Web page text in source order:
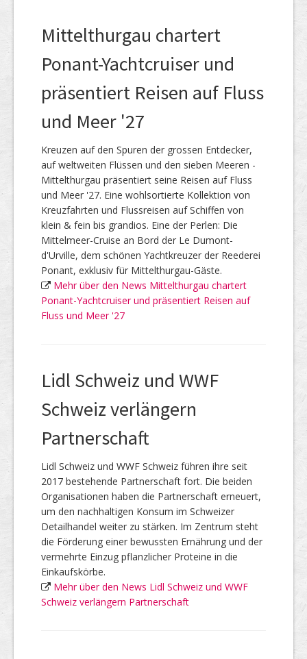
Mittelthurgau chartert
Ponant-Yachtcruiser und
präsentiert Reisen auf Fluss
und Meer '27
Kreuzen auf den Spuren der grossen Entdecker,
auf weltweiten Flüssen und den sieben Meeren -
Mittelthurgau präsentiert seine Reisen auf Fluss
und Meer '27. Eine wohlsortierte Kollektion von
Kreuzfahrten und Flussreisen auf Schiffen von
klein & fein bis grandios. Eine der Perlen: Die
Mittelmeer-Cruise an Bord der Le Dumont-
d'Urville, dem schönen Yachtkreuzer der Reederei
Ponant, exklusiv für Mittelthurgau-Gäste.
Mehr über den News Mittelthurgau chartert
Ponant-Yachtcruiser und präsentiert Reisen auf
Fluss und Meer '27
Lidl Schweiz und WWF
Schweiz verlängern
Partnerschaft
Lidl Schweiz und WWF Schweiz führen ihre seit
2017 bestehende Partnerschaft fort. Die beiden
Organisationen haben die Partnerschaft erneuert,
um den nachhaltigen Konsum im Schweizer
Detailhandel weiter zu stärken. Im Zentrum steht
die Förderung einer bewussten Ernährung und der
vermehrte Einzug pflanzlicher Proteine in die
Einkaufskörbe.
Mehr über den News Lidl Schweiz und WWF
Schweiz verlängern Partnerschaft